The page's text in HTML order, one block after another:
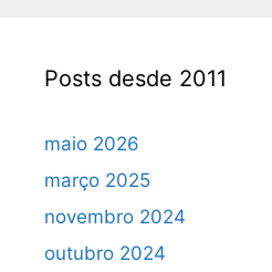
Posts desde 2011
maio 2026
março 2025
novembro 2024
outubro 2024